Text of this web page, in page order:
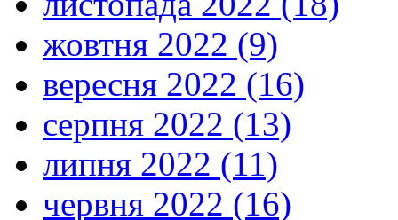
жовтня 2022 (9)
вересня 2022 (16)
серпня 2022 (13)
липня 2022 (11)
червня 2022 (16)